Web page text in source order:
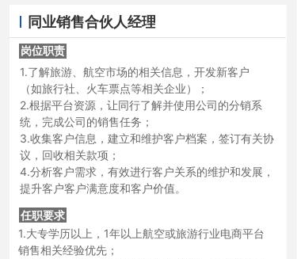
同业销售合伙人经理
1.了解旅游、航空市场的相关信息，开发新客户
（如旅行社、火车票点等相关企业）；
2.根据平台资源，让同行了解并使用公司的分销系
统，完成公司的销售任务；
3.收集客户信息，建立和维护客户档案，签订有关协
议，回收相关款项；
4.分析客户需求，有效进行客户关系的维护和发展，
提升客户客户满意度和客户价值。
1.大专学历以上，1年以上航空或旅游行业电商平台
销售相关经验优先；
岗位职责
任职要求
岗位职责